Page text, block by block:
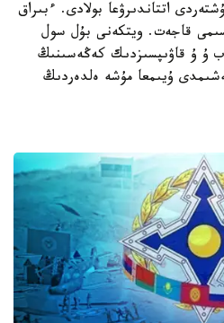
اتتاندىرۋعا بولادى. ءبىراق
قاجەت. ويتكەنى بۇل سول
ۇ ۇ قاۋىپسىزدىك كەڭەسىنىڭ
ۇيىمعا مۇشە ەلدەردىڭ